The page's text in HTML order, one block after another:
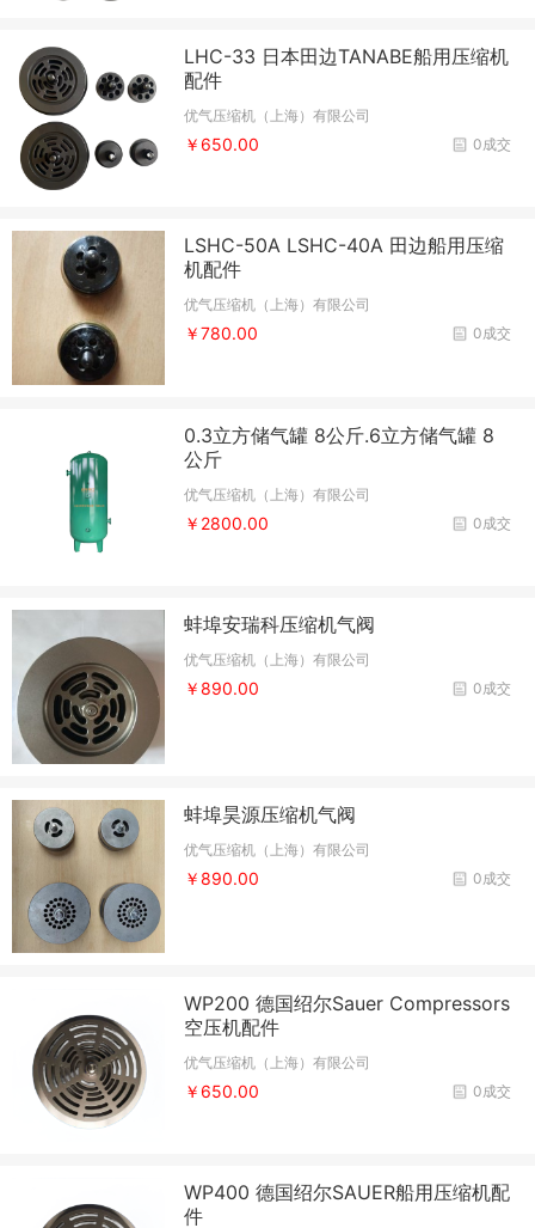
LHC-33 日本田边TANABE船用压缩机
配件
优气压缩机（上海）有限公司
0成交
￥650.00
LSHC-50A LSHC-40A 田边船用压缩
机配件
优气压缩机（上海）有限公司
0成交
￥780.00
0.3立方储气罐 8公斤.6立方储气罐 8
公斤
优气压缩机（上海）有限公司
0成交
￥2800.00
蚌埠安瑞科压缩机气阀
优气压缩机（上海）有限公司
0成交
￥890.00
蚌埠昊源压缩机气阀
优气压缩机（上海）有限公司
0成交
￥890.00
WP200 德国绍尔Sauer Compressors
空压机配件
优气压缩机（上海）有限公司
0成交
￥650.00
WP400 德国绍尔SAUER船用压缩机配
件